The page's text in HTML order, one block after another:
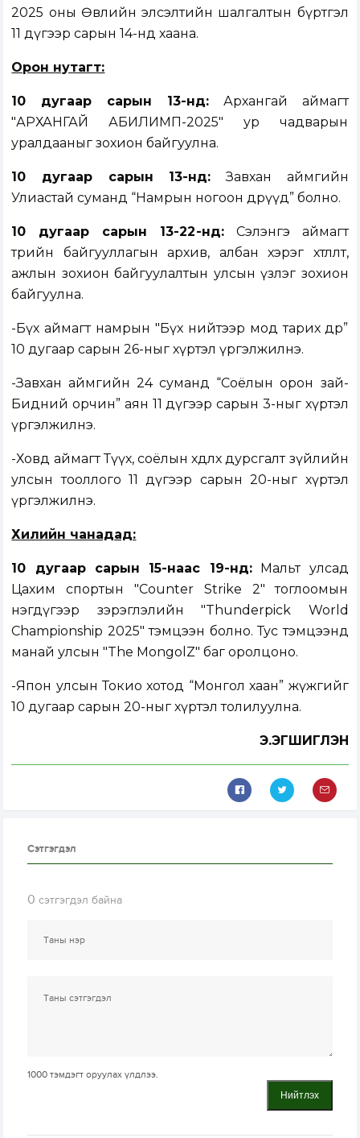
2025 оны Өвлийн элсэлтийн шалгалтын бүртгэл
11 дүгээр сарын 14-нд хаана.
Орон нутагт:
10 дугаар сарын 13-нд:Архангай аймагт
"АРХАНГАЙ АБИЛИМП-2025" ур чадварын
уралдааныг зохион байгуулна.
10 дугаар сарын 13-нд: Завхан аймгийн
Улиастай суманд “Намрын ногоон өдрүүд” болно.
10 дугаар сарын 13-22-нд:Сэлэнгэ аймагт
төрийн байгууллагын архив, албан хэрэг хөтлөлт,
ажлын зохион байгуулалтын улсын үзлэг зохион
байгуулна.
-Бүх аймагт намрын "Бүх нийтээр мод тарих өдөр”
10 дугаар сарын 26-ныг хүртэл үргэлжилнэ.
-Завхан аймгийн 24 суманд “Соёлын орон зай-
Бидний орчин” аян 11 дүгээр сарын 3-ныг хүртэл
үргэлжилнэ.
-Ховд аймагт Түүх, соёлын хөдлөх дурсгалт зүйлийн
улсын тооллого 11 дүгээр сарын 20-ныг хүртэл
үргэлжилнэ.
Хилийн чанадад:
10 дугаар сарын 15-наас 19-нд:Мальт улсад
Цахим спортын "Counter Strike 2" тоглоомын
нэгдүгээр зэрэглэлийн "Thunderpick World
Championship 2025" тэмцээн болно. Тус тэмцээнд
манай улсын "The MongolZ" баг оролцоно.
-Япон улсын Токио хотод “Монгол хаан” жүжгийг
10 дугаар сарын 20-ныг хүртэл толилуулна.
Э.ЭГШИГЛЭН
Сэтгэгдэл
0 сэтгэгдэл байна
1000 тэмдэгт оруулах үлдлээ.
Нийтлэх